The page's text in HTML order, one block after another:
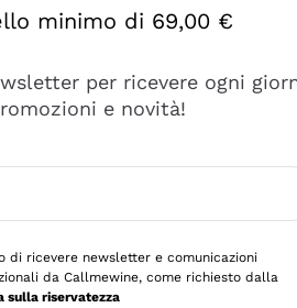
ampio range di prezzo. Le
minimo di 69,00 €
per ricevere ogni
e novità!
di ricevere newsletter e comunicazioni
da Callmewine, come richiesto dalla
sulla riservatezza